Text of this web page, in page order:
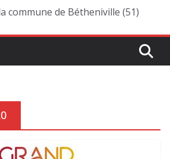
commune de Bétheniville (51)